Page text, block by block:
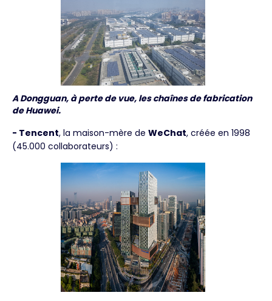
A Dongguan, à perte de vue, les chaînes de fabrication
de Huawei.
- Tencent, la maison-mère de WeChat, créée en 1998
(45.000 collaborateurs) :